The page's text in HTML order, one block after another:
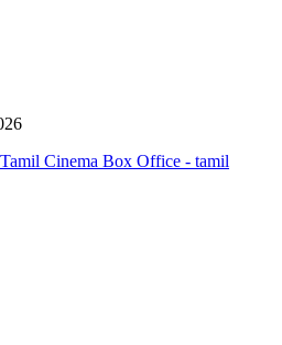
Tamil Cinema Box Office - tamil